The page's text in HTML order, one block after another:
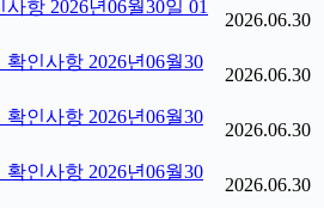
항 2026년06월30일 01
2026.06.30
인사항 2026년06월30
2026.06.30
인사항 2026년06월30
2026.06.30
인사항 2026년06월30
2026.06.30